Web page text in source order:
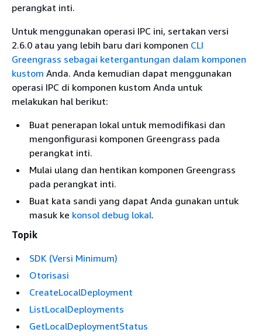
perangkat inti.
Untuk menggunakan operasi IPC ini, sertakan versi
2.6.0 atau yang lebih baru dari komponen CLI
Greengrass sebagai ketergantungan dalam komponen
kustom Anda. Anda kemudian dapat menggunakan
operasi IPC di komponen kustom Anda untuk
melakukan hal berikut:
Buat penerapan lokal untuk memodifikasi dan
mengonfigurasi komponen Greengrass pada
perangkat inti.
Mulai ulang dan hentikan komponen Greengrass
pada perangkat inti.
Buat kata sandi yang dapat Anda gunakan untuk
masuk ke konsol debug lokal.
Topik
SDK (Versi Minimum)
Otorisasi
CreateLocalDeployment
ListLocalDeployments
GetLocalDeploymentStatus